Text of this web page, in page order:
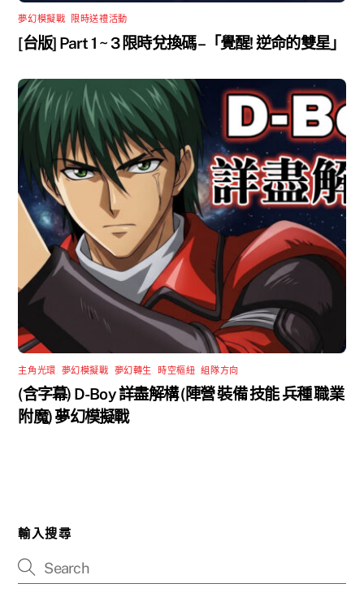
夢幻模擬戰 限時送禮活動
[台版] Part 1 ~ 3 限時兌換碼 –「覺醒! 逆命的雙星」
主角光環 夢幻模擬戰 夢幻轉生 ,時空樞紐 ,組隊方向
(含字幕) D-Boy 詳盡解構 (陣營 裝備 技能 兵種 職業
附魔) 夢幻模擬戰
輸入搜尋